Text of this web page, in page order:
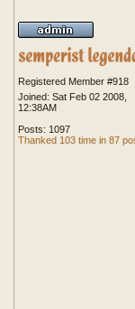
Registered Member #918
Joined: Sat Feb 02 2008,
12:38AM
Posts: 1097
Thanked 103 time in 87